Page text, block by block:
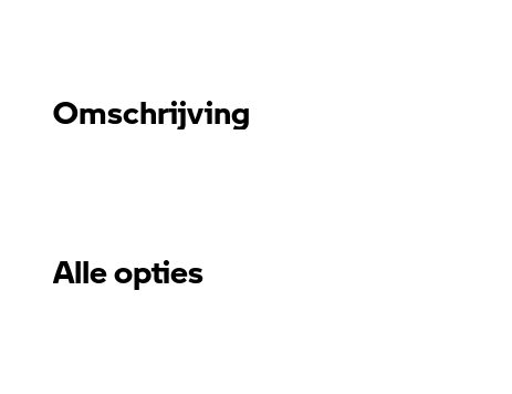
Omschrijving
Alle opties